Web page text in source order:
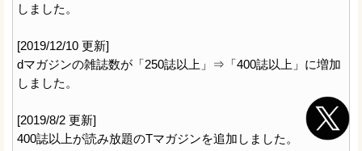
しました。
[2019/12/10 更新]
dマガジンの雑誌数が「250誌以上」⇒「400誌以上」に増加
しました。
[2019/8/2 更新]
400誌以上が読み放題のTマガジンを追加しました。